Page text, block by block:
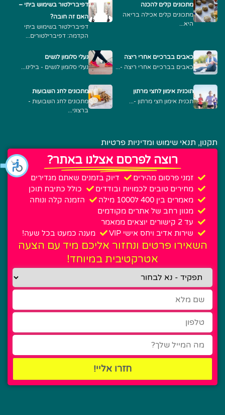
מתכונים קלים להכנה
מתכונים קלים אכילה בריאה
היא...
דפיברילטור בשימוש ביתי –
האם זה חובה?
דפיברילטור בשימוש ביתי
הקדמה: דפיברילטורים...
כאבים בברכיים אחרי ריצה
כאבים בברכיים אחרי ריצה -...
נעלי סלומון לנשים
נעלי סלומון לנשים - בילינו...
תוכנית אימון לחצי מרתון
תכנית אימון חצי מרתון -...
מתכונים לחג השבועות
מתכונים לחג השבועות -
ברצוני...
תקנון, תנאי שימוש ומדיניות פרטיות
רוצה לפרסם אצלנו באתר?
זמני פרסום מהירים
דיוק בזמנים שאתם מגדירים
מחירים טובים לכמויות ובודדים
כולל כתיבת תוכן
מאמרים בין 400 ל1000 מילה
הזמנה קלה ונוחה
מגוון רחב של אתרים מקודמים
עד 2 קישורים יוצאים ממאמר
שירות אדיב ויחס אישי VIP
מענה כמעט בכל שעה!
השאירו פרטים ונחזור אליכם מיד עם הצעה
אטרקטיבית במיוחד!
חזרו אליי!